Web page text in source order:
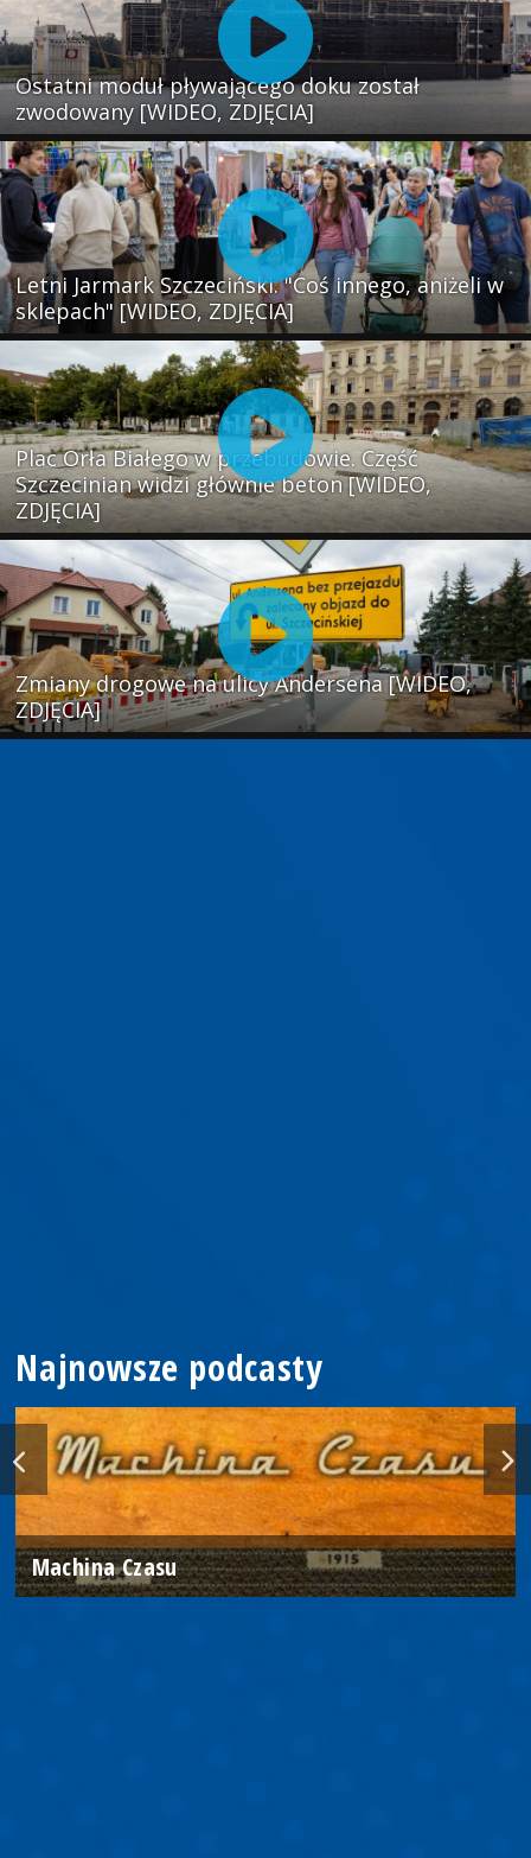
Ostatni moduł pływającego doku został
zwodowany [WIDEO, ZDJĘCIA]
Letni Jarmark Szczeciński. "Coś innego, aniżeli w
sklepach" [WIDEO, ZDJĘCIA]
Plac Orła Białego w przebudowie. Część
Szczecinian widzi głównie beton [WIDEO,
ZDJĘCIA]
Zmiany drogowe na ulicy Andersena [WIDEO,
ZDJĘCIA]
Najnowsze podcasty
Machina Czasu